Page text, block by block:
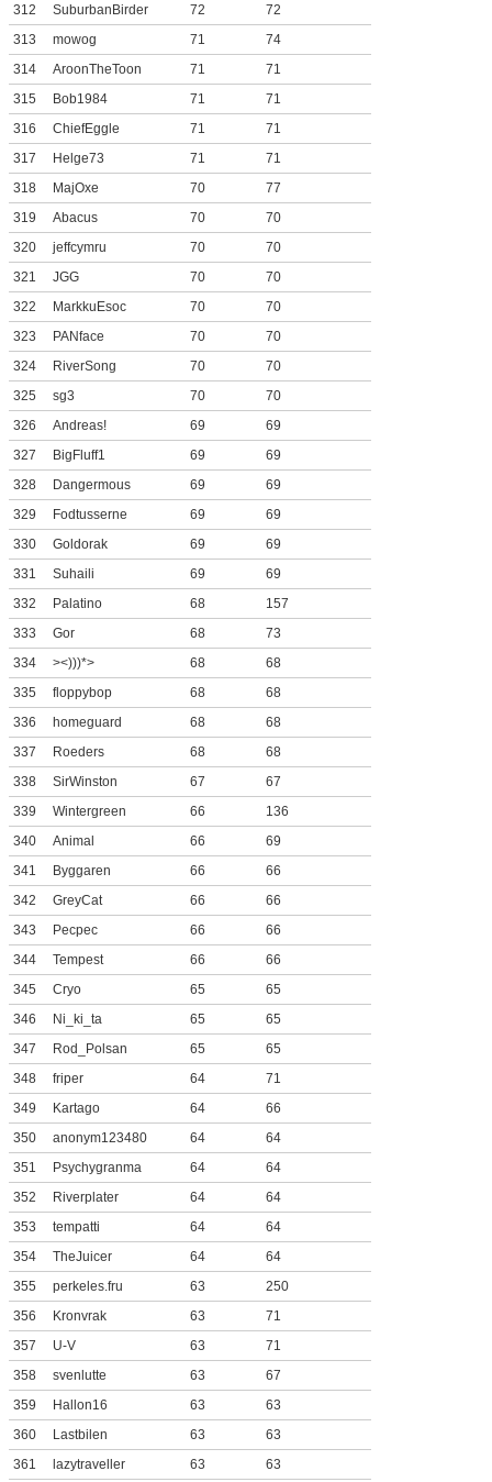
312 SuburbanBirder 72
72
313
mowog 71
74
314
AroonTheToon 71
71
315
Bob1984 71
71
316
ChiefEggle 71
71
317
Helge73 71
71
318
MajOxe 70
77
319
Abacus 70
70
320
jeffcymru 70
70
321
JGG 70
70
322
MarkkuEsoc 70
70
323
PANface 70
70
324
RiverSong 70
70
325
sg3 70
70
326
Andreas! 69
69
327
BigFluff1 69
69
328
Dangermous 69
69
329
Fodtusserne 69
69
330
Goldorak 69
69
331
Suhaili 69
69
332
Palatino 68
157
333
Gor 68
73
334
><)))*> 68
68
335
floppybop 68
68
336
homeguard 68
68
337
Roeders 68
68
338
SirWinston 67
67
339
Wintergreen 66
136
340
Animal 66
69
341
Byggaren 66
66
342
GreyCat 66
66
343
Pecpec 66
66
344
Tempest 66
66
345
Cryo 65
65
346
Ni_ki_ta 65
65
347
Rod_Polsan 65
65
348
friper 64
71
349
Kartago 64
66
350
anonym123480 64
64
351
Psychygranma 64
64
352
Riverplater 64
64
353
tempatti 64
64
354
TheJuicer 64
64
355
perkeles.fru 63
250
356
Kronvrak 63
71
357
U-V 63
71
358
svenlutte 63
67
359
Hallon16 63
63
360
Lastbilen 63
63
361
lazytraveller 63
63